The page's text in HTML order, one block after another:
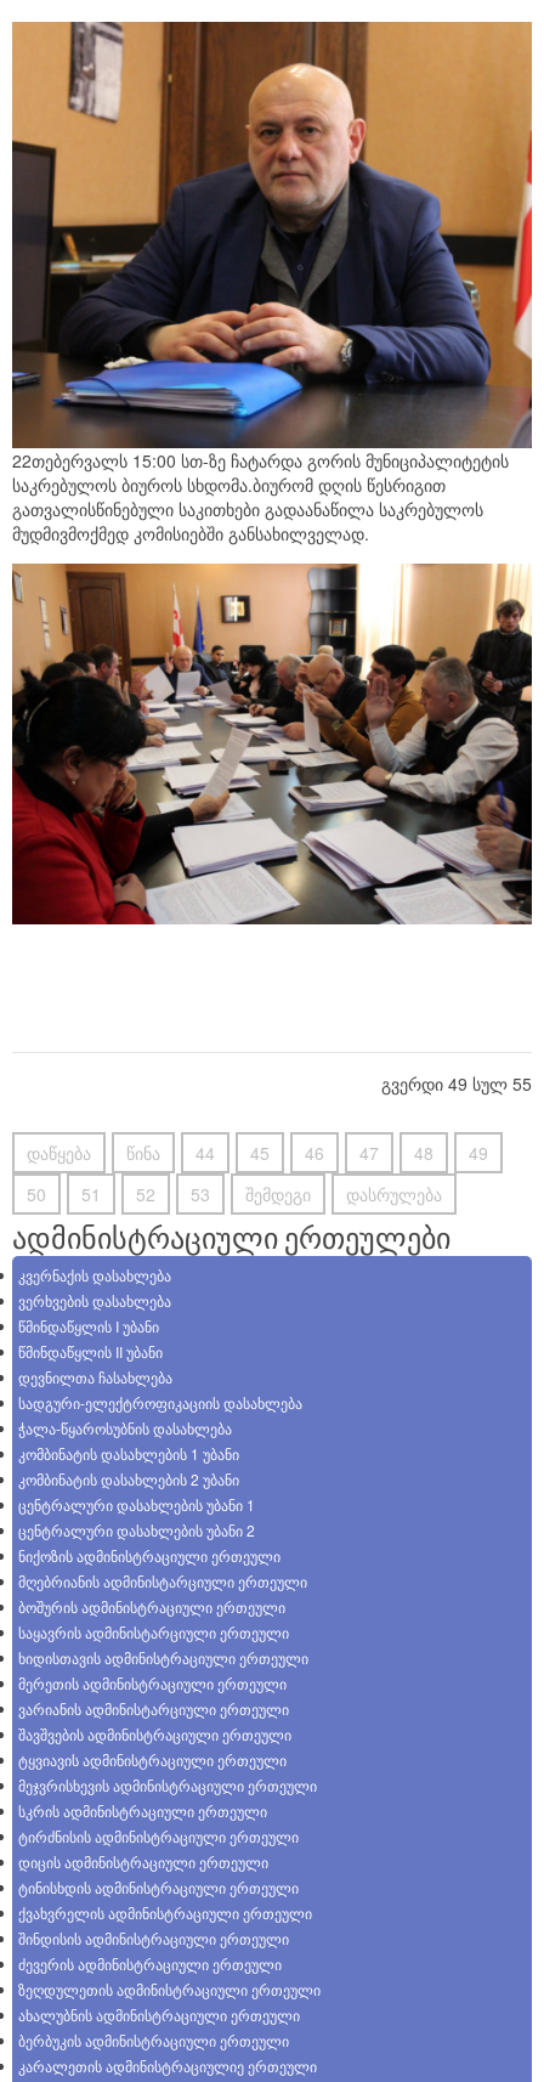
22თებერვალს 15:00 სთ-ზე ჩატარდა გორის მუნიციპალიტეტის
საკრებულოს ბიუროს სხდომა.ბიურომ დღის წესრიგით
გათვალისწინებული საკითხები გადაანაწილა საკრებულოს
მუდმივმოქმედ კომისიებში განსახილველად.
გვერდი 49 სულ 55
დაწყება წინა 44 45 46 47 48
49
50
51 52 53 შემდეგი დასრულება
ადმინისტრაციული ერთეულები
კვერნაქის დასახლება
ვერხვების დასახლება
წმინდაწყლის I უბანი
წმინდაწყლის II უბანი
დევნილთა ჩასახლება
სადგური-ელექტროფიკაციის დასახლება
ჭალა-წყაროსუბნის დასახლება
კომბინატის დასახლების 1 უბანი
კომბინატის დასახლების 2 უბანი
ცენტრალური დასახლების უბანი 1
ცენტრალური დასახლების უბანი 2
ნიქოზის ადმინისტრაციული ერთეული
მღებრიანის ადმინისტარციული ერთეული
ბოშურის ადმინისტრაციული ერთეული
საყავრის ადმინისტარციული ერთეული
ხიდისთავის ადმინისტრაციული ერთეული
მერეთის ადმინისტრაციული ერთეული
ვარიანის ადმინისტარციული ერთეული
შავშვების ადმინისტრაციული ერთეული
ტყვიავის ადმინისტრაციული ერთეული
მეჯვრისხევის ადმინისტრაციული ერთეული
სკრის ადმინისტრაციული ერთეული
ტირძნისის ადმინისტრაციული ერთეული
დიცის ადმინისტრაციული ერთეული
ტინისხდის ადმინისტრაციული ერთეული
ქვახვრელის ადმინისტრაციული ერთეული
შინდისის ადმინისტრაციული ერთეული
ძევერის ადმინისტრაციული ერთეული
ზეღდულეთის ადმინისტრაციული ერთეული
ახალუბნის ადმინისტრაციული ერთეული
ბერბუკის ადმინისტრაციული ერთეული
კარალეთის ადმინისტრაციულიე ერთეული